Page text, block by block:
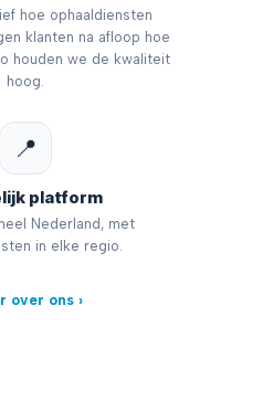
hoe ophaaldiensten
klanten na afloop hoe
houden we de kwaliteit
hoog.
📍
platform
Nederland, met
in elke regio.
over ons ›